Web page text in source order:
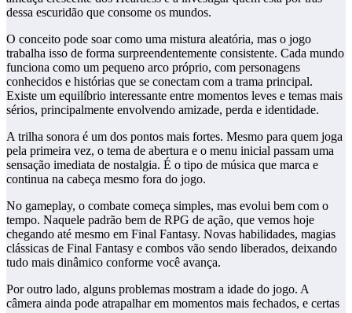
dessa escuridão que consome os mundos.
O conceito pode soar como uma mistura aleatória, mas o jogo
trabalha isso de forma surpreendentemente consistente. Cada mundo
funciona como um pequeno arco próprio, com personagens
conhecidos e histórias que se conectam com a trama principal.
Existe um equilíbrio interessante entre momentos leves e temas mais
sérios, principalmente envolvendo amizade, perda e identidade.
A trilha sonora é um dos pontos mais fortes. Mesmo para quem joga
pela primeira vez, o tema de abertura e o menu inicial passam uma
sensação imediata de nostalgia. É o tipo de música que marca e
continua na cabeça mesmo fora do jogo.
No gameplay, o combate começa simples, mas evolui bem com o
tempo. Naquele padrão bem de RPG de ação, que vemos hoje
chegando até mesmo em Final Fantasy. Novas habilidades, magias
clássicas de Final Fantasy e combos vão sendo liberados, deixando
tudo mais dinâmico conforme você avança.
Por outro lado, alguns problemas mostram a idade do jogo. A
câmera ainda pode atrapalhar em momentos mais fechados, e certas